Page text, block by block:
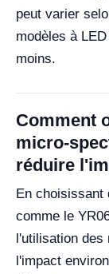
peut varier
modèles à
moins.
Comment
micro-
réduire
En choisissant
comme le
l'utilisation des
l'impact